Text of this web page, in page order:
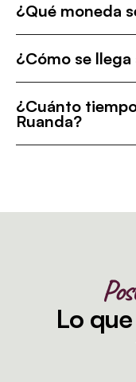
¿Qué moneda
¿Cómo se llega
¿Cuánto
Ruanda?
Lo